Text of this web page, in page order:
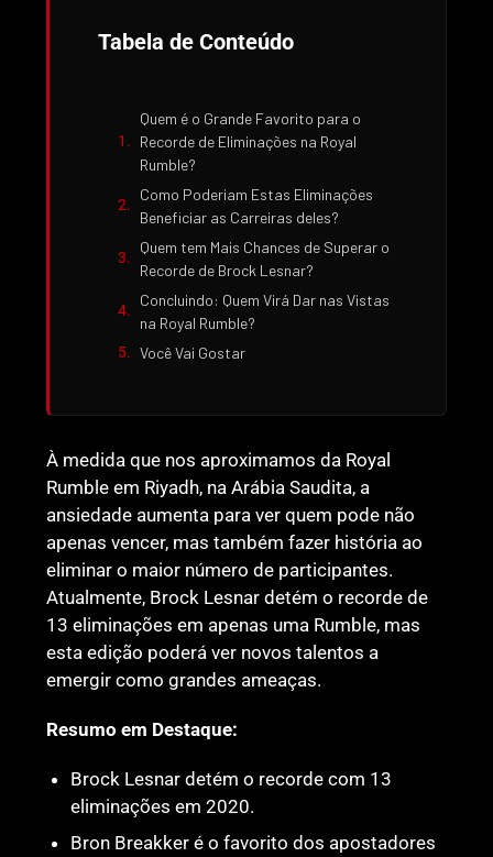
Tabela de Conteúdo
Quem é o Grande Favorito para o
Recorde de Eliminações na Royal
Rumble?
Como Poderiam Estas Eliminações
Beneficiar as Carreiras deles?
Quem tem Mais Chances de Superar o
Recorde de Brock Lesnar?
Concluindo: Quem Virá Dar nas Vistas
na Royal Rumble?
Você Vai Gostar
À medida que nos aproximamos da Royal
Rumble em Riyadh, na Arábia Saudita, a
ansiedade aumenta para ver quem pode não
apenas vencer, mas também fazer história ao
eliminar o maior número de participantes.
Atualmente, Brock Lesnar detém o recorde de
13 eliminações em apenas uma Rumble, mas
esta edição poderá ver novos talentos a
emergir como grandes ameaças.
Resumo em Destaque:
Brock Lesnar detém o recorde com 13
eliminações em 2020.
Bron Breakker é o favorito dos apostadores